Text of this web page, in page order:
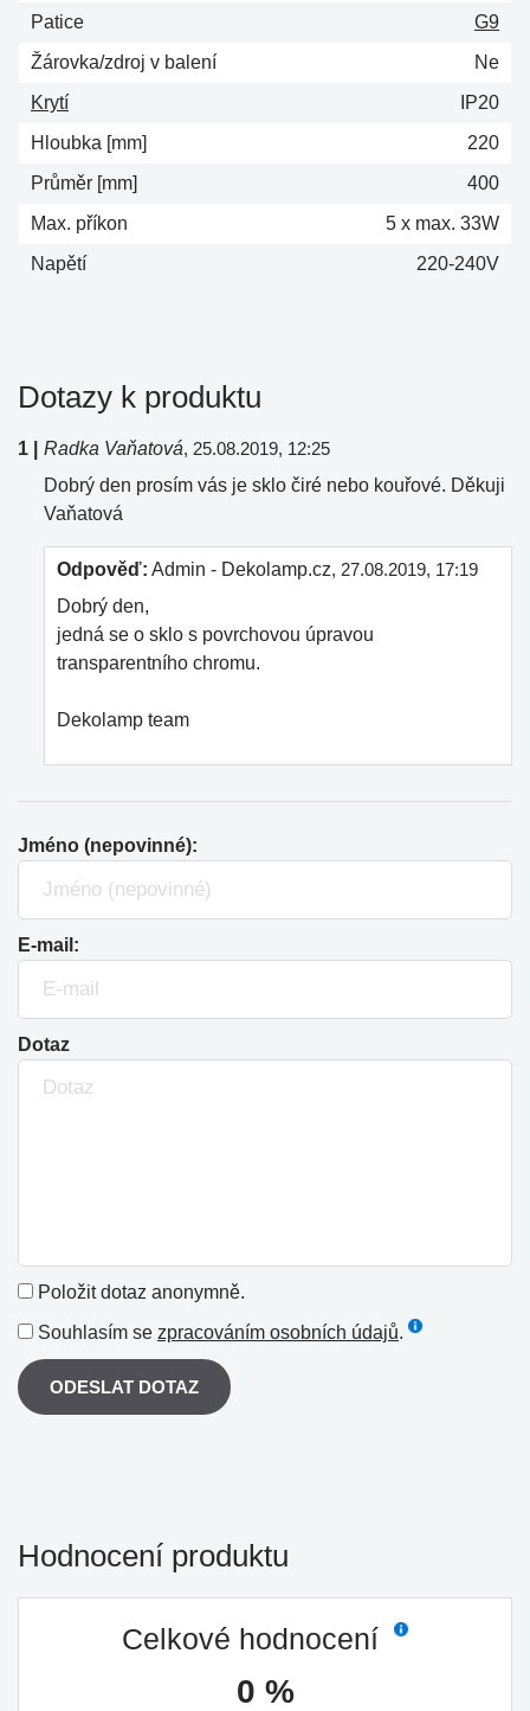
Patice
G9
Žárovka/zdroj v balení
Ne
Krytí
IP20
Hloubka [mm]
220
Průměr [mm]
400
Max. příkon
5 x max. 33W
Napětí
220-240V
Dotazy k produktu
1 | Radka Vaňatová, 25.08.2019, 12:25
Dobrý den prosím vás je sklo čiré nebo kouřové. Děkuji
Vaňatová
Odpověď: Admin - Dekolamp.cz, 27.08.2019, 17:19
Dobrý den,
jedná se o sklo s povrchovou úpravou
transparentního chromu.
Dekolamp team
Jméno (nepovinné):
E-mail:
Dotaz
Položit dotaz anonymně.
Souhlasím se zpracováním osobních údajů.
ODESLAT DOTAZ
Hodnocení produktu
Celkové hodnocení
0 %